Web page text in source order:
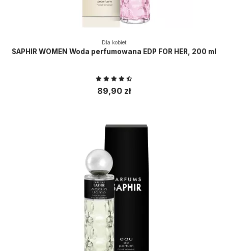
Dla kobiet
SAPHIR WOMEN Woda perfumowana EDP FOR HER, 200 ml
89,90 zł